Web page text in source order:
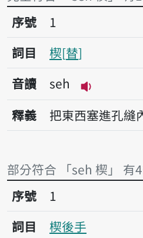
序號1楔
序號
1
詞目
楔 替
音讀
seh
播放音讀
釋義 把東西塞進孔縫
部分符合 「seh 楔」 有
序號1楔後手
序號
1
詞目
楔後手